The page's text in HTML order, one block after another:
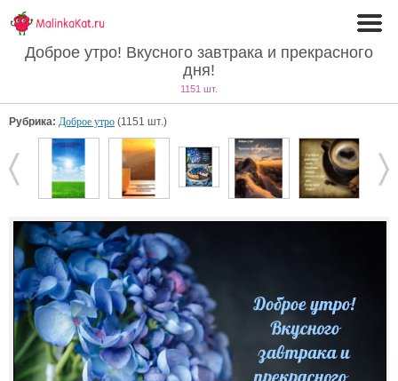
Доброе утро! Вкусного завтрака и прекрасного
дня!
1151 шт.
Рубрика: Доброе утро (1151 шт.)